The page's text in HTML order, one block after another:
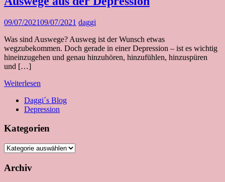
09/07/202109/07/2021 daggi
Was sind Auswege? Ausweg ist der Wunsch etwas
wegzubekommen. Doch gerade in einer Depression – ist es wichtig
hineinzugehen und genau hinzuhören, hinzufühlen, hinzuspüren
und […]
Weiterlesen
Daggi´s Blog
Depression
Kategorien
Kategorien
Archiv